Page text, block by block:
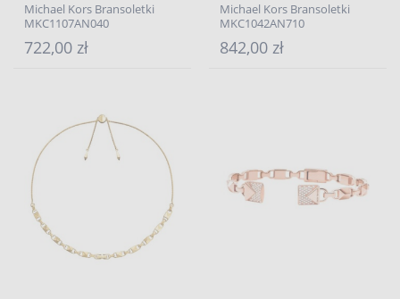
Michael Kors Bransoletki
MKC1107AN040
722,00 zł
Michael Kors Bransoletki
MKC1042AN710
842,00 zł